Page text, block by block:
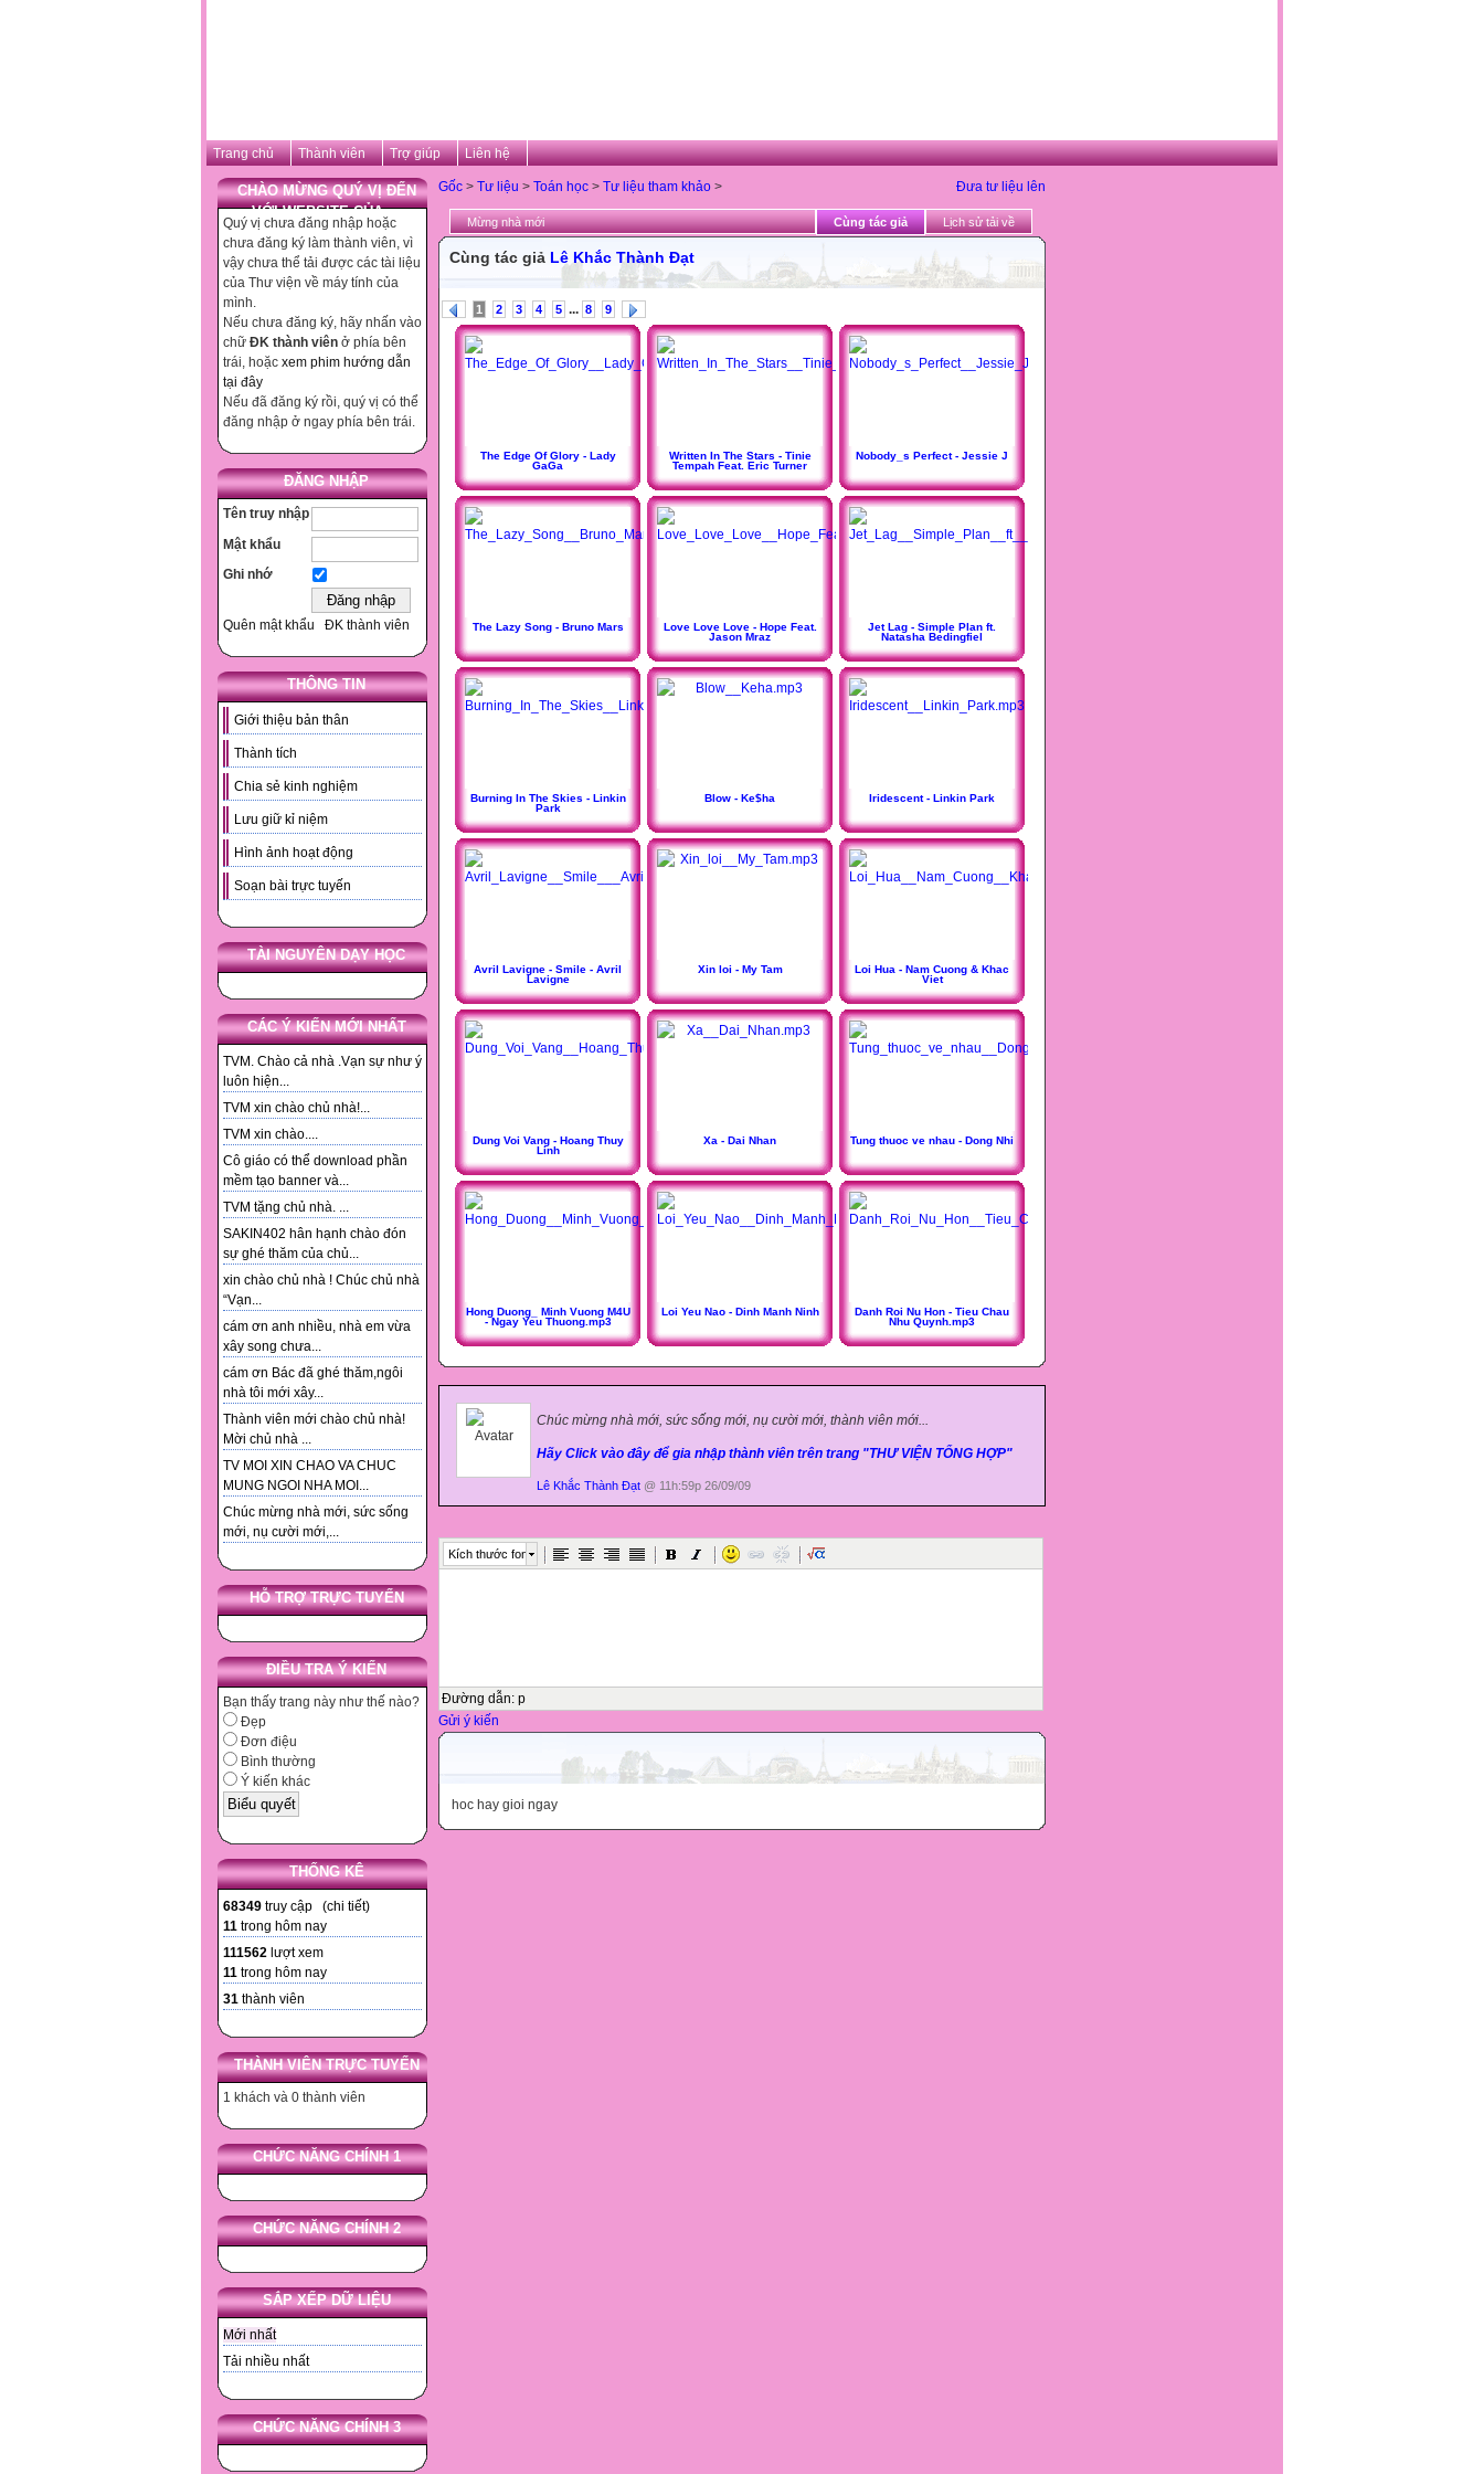
Trang chủ Thành viên Trợ giúp Liên hệ
CHÀO MỪNG QUÝ VỊ ĐẾN
VỚI WEBSITE CỦA ...
Quý vị chưa đăng nhập hoặc
chưa đăng ký làm thành viên, vì
vậy chưa thể tải được các tài liệu
của Thư viện về máy tính của
mình.
Nếu chưa đăng ký, hãy nhấn vào
chữ ĐK thành viên ở phía bên
trái, hoặc xem phim hướng dẫn
tại đây
Nếu đã đăng ký rồi, quý vị có thể
đăng nhập ở ngay phía bên trái.
ĐĂNG NHẬP
Tên truy nhập
Mật khẩu
Ghi nhớ
Quên mật khẩu ĐK thành viên
THÔNG TIN
Giới thiệu bản thân
Thành tích
Chia sẻ kinh nghiệm
Lưu giữ kỉ niệm
Hình ảnh hoạt động
Soạn bài trực tuyến
TÀI NGUYÊN DẠY HỌC
CÁC Ý KIẾN MỚI NHẤT
TVM. Chào cả nhà .Vạn sự như ý
luôn hiện...
TVM xin chào chủ nhà!...
TVM xin chào....
Cô giáo có thể download phần
mềm tạo banner và...
TVM tặng chủ nhà. ...
SAKIN402 hân hạnh chào đón
sự ghé thăm của chủ...
xin chào chủ nhà ! Chúc chủ nhà
“Vạn...
cám ơn anh nhiều, nhà em vừa
xây song chưa...
cám ơn Bác đã ghé thăm,ngôi
nhà tôi mới xây...
Thành viên mới chào chủ nhà!
Mời chủ nhà ...
TV MOI XIN CHAO VA CHUC
MUNG NGOI NHA MOI...
Chúc mừng nhà mới, sức sống
mới, nụ cười mới,...
HỖ TRỢ TRỰC TUYẾN
ĐIỀU TRA Ý KIẾN
Bạn thấy trang này như thế nào?
Đẹp
Đơn điệu
Bình thường
Ý kiến khác
THỐNG KÊ
68349 truy cập (chi tiết)
11 trong hôm nay
111562 lượt xem
11 trong hôm nay
31 thành viên
THÀNH VIÊN TRỰC TUYẾN
1 khách và 0 thành viên
CHỨC NĂNG CHÍNH 1
CHỨC NĂNG CHÍNH 2
SẮP XẾP DỮ LIỆU
Mới nhất
Tải nhiều nhất
CHỨC NĂNG CHÍNH 3
Đưa tư liệu lên
Gốc > Tư liệu > Toán học > Tư liệu tham khảo >
Mừng nhà mới Cùng tác giả Lịch sử tải về
Cùng tác giả Lê Khắc Thành Đạt
1 2 3 4 5 ... 8 9
The Edge Of Glory - Lady
GaGa
Written In The Stars - Tinie
Tempah Feat. Eric Turner
Nobody_s Perfect - Jessie J
The Lazy Song - Bruno Mars
Love Love Love - Hope Feat.
Jason Mraz
Jet Lag - Simple Plan ft.
Natasha Bedingfiel
Burning In The Skies - Linkin
Park
Blow - Ke$ha Iridescent - Linkin Park
Avril Lavigne - Smile - Avril
Lavigne
Xin loi - My Tam
Loi Hua - Nam Cuong & Khac
Viet
Dung Voi Vang - Hoang Thuy
Linh
Xa - Dai Nhan Tung thuoc ve nhau - Dong Nhi
Hong Duong_ Minh Vuong M4U
- Ngay Yeu Thuong.mp3
Loi Yeu Nao - Dinh Manh Ninh
Danh Roi Nu Hon - Tieu Chau
Nhu Quynh.mp3
Chúc mừng nhà mới, sức sống mới, nụ cười mới, thành viên mới...
Hãy Click vào đây để gia nhập thành viên trên trang "THƯ VIỆN TỔNG HỢP"
Lê Khắc Thành Đạt @ 11h:59p 26/09/09
Kích thước font
Đường dẫn: p
Gửi ý kiến
hoc hay gioi ngay